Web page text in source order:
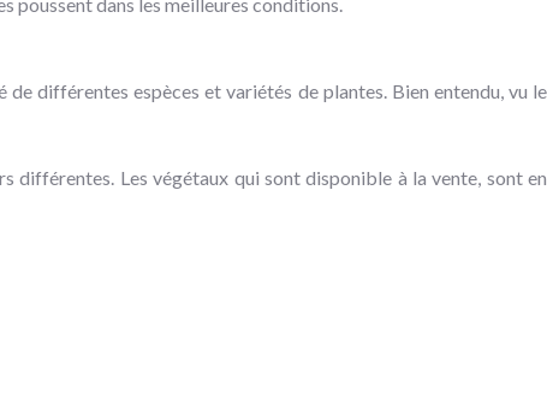
différentes espèces et variétés de plantes. Bien entendu, vu le
différentes. Les végétaux qui sont disponible à la vente, sont en